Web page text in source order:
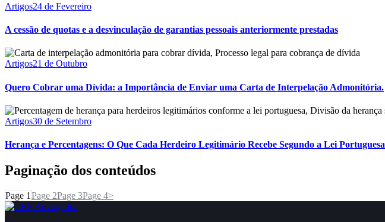
Artigos24 de Fevereiro
A cessão de quotas e a desvinculação de garantias pessoais anteriormente prestadas
Artigos21 de Outubro
Quero Cobrar uma Dívida: a Importância de Enviar uma Carta de Interpelação Admonitória.
Artigos30 de Setembro
Herança e Percentagens: O Que Cada Herdeiro Legitimário Recebe Segundo a Lei Portuguesa
Paginação dos conteúdos
Page 1 Page 2Page 3Page 4>